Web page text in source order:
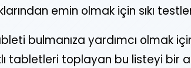
emin olmak için sıkı
bulmanıza yardımcı olmak
tabletleri toplayan bu listeyi bir